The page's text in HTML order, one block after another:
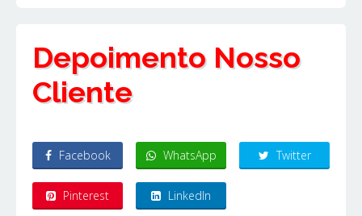
Depoimento Nosso
Cliente
Facebook WhatsApp Twitter
Pinterest LinkedIn